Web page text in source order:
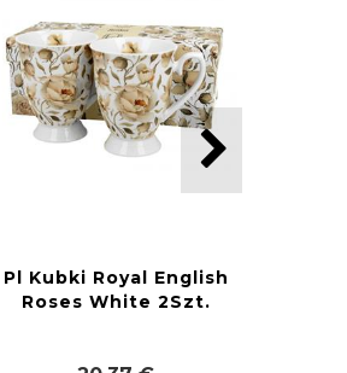
Pl Kubki Royal English
Roses White 2Szt.